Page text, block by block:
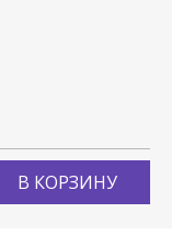
В КОРЗИНУ